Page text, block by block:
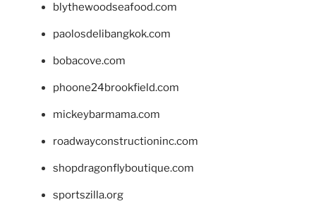
blythewoodseafood.com
paolosdelibangkok.com
bobacove.com
phoone24brookfield.com
mickeybarmama.com
roadwayconstructioninc.com
shopdragonflyboutique.com
sportszilla.org